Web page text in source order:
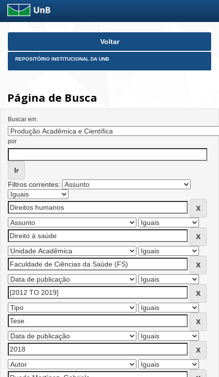
Skip
Voltar
REPOSITÓRIO INSTITUCIONAL DA UNB
Página de Busca
Buscar em:
por
Filtros correntes: